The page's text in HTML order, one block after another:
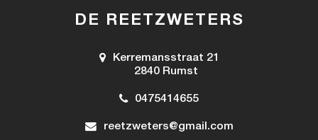
DE REETZWETERS
Kerremansstraat 21
2840 Rumst
0475414655
reetzweters@gmail.com